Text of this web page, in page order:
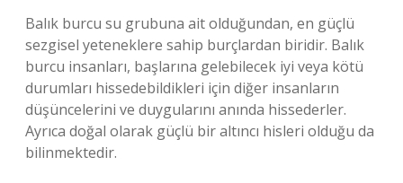
Balık burcu su grubuna ait olduğundan, en güçlü
sezgisel yeteneklere sahip burçlardan biridir. Balık
burcu insanları, başlarına gelebilecek iyi veya kötü
durumları hissedebildikleri için diğer insanların
düşüncelerini ve duygularını anında hissederler.
Ayrıca doğal olarak güçlü bir altıncı hisleri olduğu da
bilinmektedir.